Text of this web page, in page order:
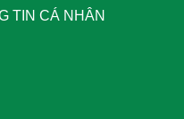
TIN CÁ NHÂN